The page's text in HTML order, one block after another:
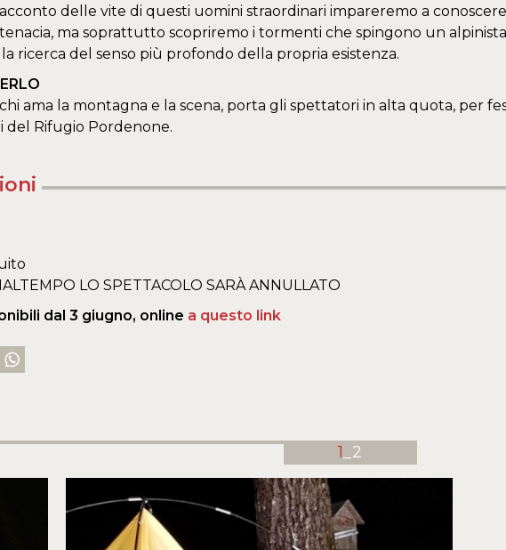
delle vite di questi uomini straordinari impareremo a
tenacia, ma soprattutto scopriremo i tormenti che spingono un
ricerca del senso più profondo della propria esistenza.
ama la montagna e la scena, porta gli spettatori in alta quota, per
del Rifugio Pordenone.
LO SPETTACOLO SARÀ ANNULLATO
dal 3 giugno, online a questo link
1_2